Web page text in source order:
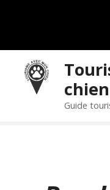
chien
Guide